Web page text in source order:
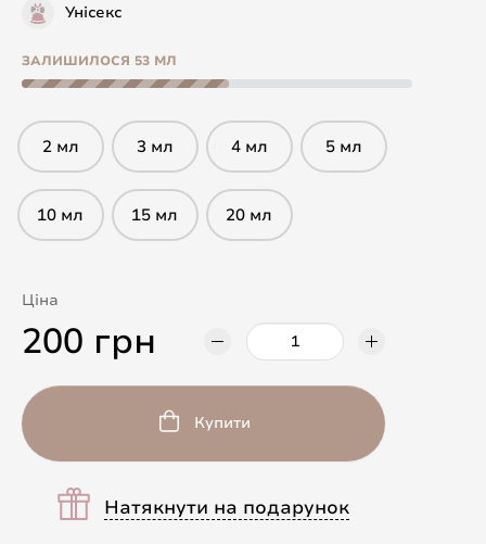
Унісекс
ЗАЛИШИЛОСЯ 53 МЛ
2 мл 3 мл 4 мл 5 мл
10 мл 15 мл 20 мл
Ціна
200 грн
Купити
Натякнути на подарунок